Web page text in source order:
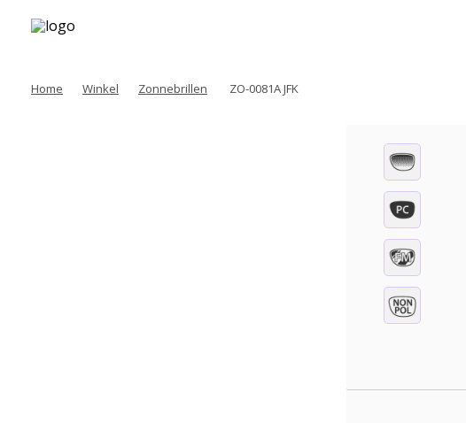
Home Winkel Zonnebrillen ZO-0081A JFK